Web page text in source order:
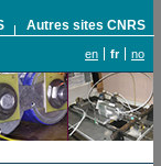
Autres sites CNRS
en fr no